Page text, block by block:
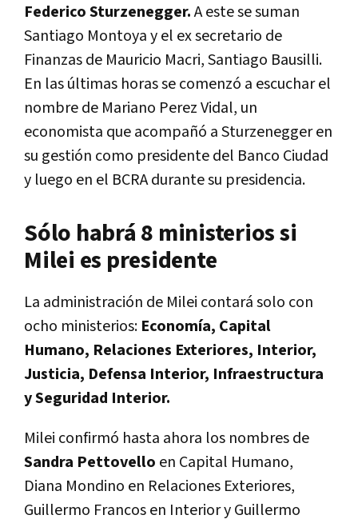
Federico Sturzenegger.A este se suman
Santiago Montoya y el ex secretario de
Finanzas de Mauricio Macri, Santiago Bausilli.
En las últimas horas se comenzó a escuchar el
nombre de Mariano Perez Vidal, un
economista que acompañó a Sturzenegger en
su gestión como presidente del Banco Ciudad
y luego en el BCRA durante su presidencia.
Sólo habrá 8 ministerios si
Milei es presidente
La administración de Milei contará solo con
ocho ministerios: Economía, Capital
Humano, Relaciones Exteriores, Interior,
Justicia, Defensa Interior, Infraestructura
y Seguridad Interior.
Milei confirmó hasta ahora los nombres de
Sandra Pettovello en Capital Humano,
Diana Mondino en Relaciones Exteriores,
Guillermo Francos en Interior y Guillermo